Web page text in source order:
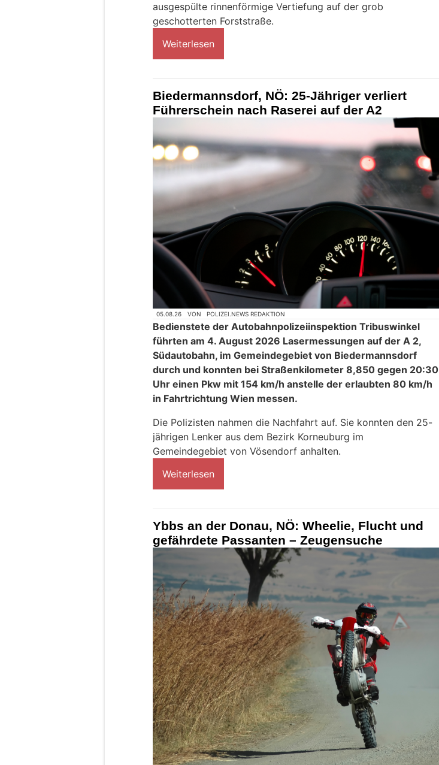
ausgespülte rinnenförmige Vertiefung auf der grob
geschotterten Forststraße.
Weiterlesen
Biedermannsdorf, NÖ: 25-Jähriger verliert
Führerschein nach Raserei auf der A2
05.08.26 VON POLIZEI.NEWS REDAKTION
Bedienstete der Autobahnpolizeiinspektion Tribuswinkel
führten am 4. August 2026 Lasermessungen auf der A 2,
Südautobahn, im Gemeindegebiet von Biedermannsdorf
durch und konnten bei Straßenkilometer 8,850 gegen 20:30
Uhr einen Pkw mit 154 km/h anstelle der erlaubten 80 km/h
in Fahrtrichtung Wien messen.
Die Polizisten nahmen die Nachfahrt auf. Sie konnten den 25-
jährigen Lenker aus dem Bezirk Korneuburg im
Gemeindegebiet von Vösendorf anhalten.
Weiterlesen
Ybbs an der Donau, NÖ: Wheelie, Flucht und
gefährdete Passanten – Zeugensuche